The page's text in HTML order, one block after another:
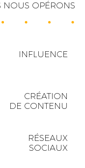
NOUS OPÉRONS
INFLUENCE
CRÉATION
DE CONTENU
RÉSEAUX
SOCIAUX